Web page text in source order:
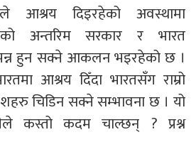
आश्रय दिइरहेको अवस्थामा
अन्तरिम सरकार र भारत
हुन सक्ने आकलन भइरहेको छ ।
आश्रय दिँदा भारतसँग राम्रो
चिडिन सक्ने सम्भावना छ । यो
कस्तो कदम चाल्छन् ? प्रश्न